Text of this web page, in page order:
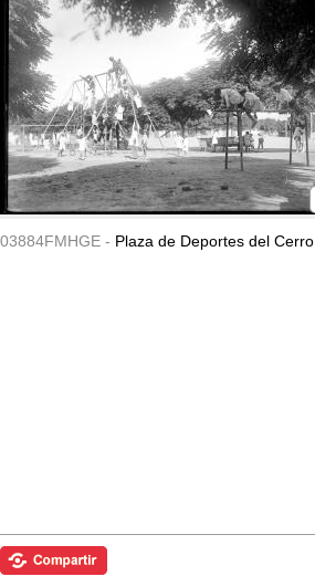
03884FMHGE - Plaza de Deportes del Cerro.